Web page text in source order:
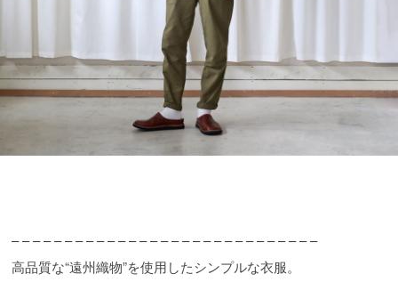
– – – – – – – – – – – – – – – – – – – – – – – – – – – – –
高品質な“遠州織物”を使用したシンプルな衣服。